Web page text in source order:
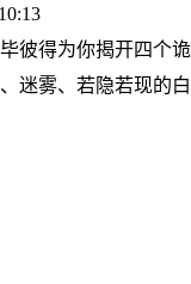
彼得为你揭开四个
迷雾、若隐若现的